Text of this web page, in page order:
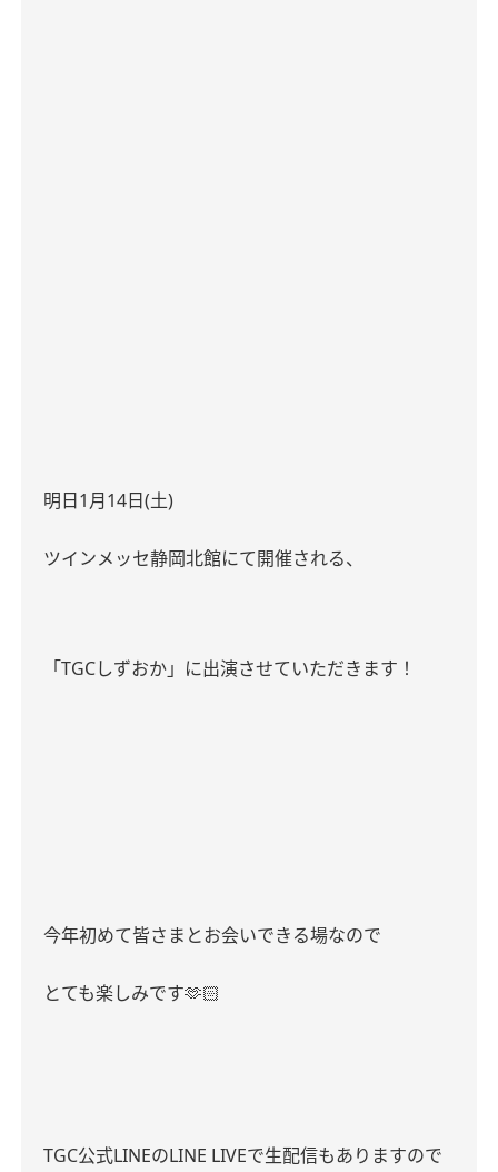
明日1月14日(土)
ツインメッセ静岡北館にて開催される、
「TGCしずおか」に出演させていただきます！
今年初めて皆さまとお会いできる場なので
とても楽しみです🫶🏻
TGC公式LINEのLINE LIVEで生配信もありますので